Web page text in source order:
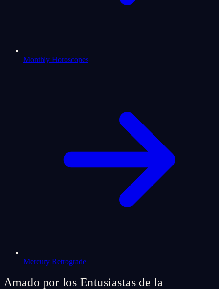
Monthly Horoscopes
Mercury Retrograde
Amado por los Entusiastas de la